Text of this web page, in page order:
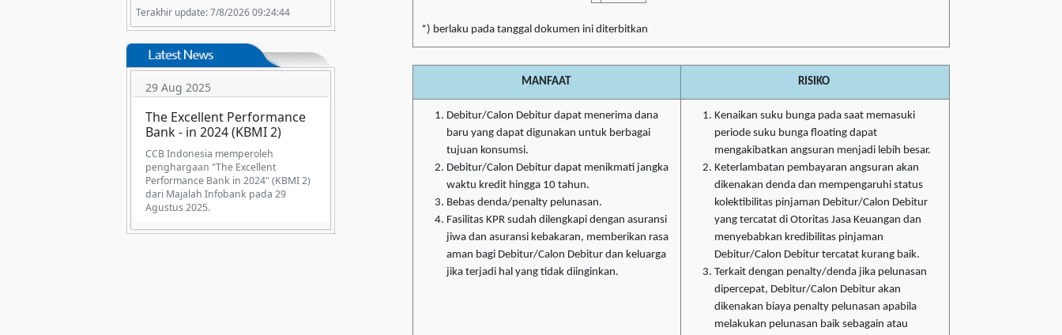
Terakhir update: 7/8/2026 09:24:44
29 Aug 2025
The Excellent Performance
Bank - in 2024 (KBMI 2)
CCB Indonesia memperoleh
penghargaan "The Excellent
Performance Bank in 2024" (KBMI 2)
dari Majalah Infobank pada 29
Agustus 2025.
*) berlaku pada tanggal dokumen ini diterbitkan
MANFAAT RISIKO
Debitur/Calon Debitur dapat menerima dana
baru yang dapat digunakan untuk berbagai
tujuan konsumsi.
Debitur/Calon Debitur dapat menikmati jangka
waktu kredit hingga 10 tahun.
Bebas denda/penalty pelunasan.
Fasilitas KPR sudah dilengkapi dengan asuransi
jiwa dan asuransi kebakaran, memberikan rasa
aman bagi Debitur/Calon Debitur dan keluarga
jika terjadi hal yang tidak diinginkan.
Kenaikan suku bunga pada saat memasuki
periode suku bunga floating dapat
mengakibatkan angsuran menjadi lebih besar.
Keterlambatan pembayaran angsuran akan
dikenakan denda dan mempengaruhi status
kolektibilitas pinjaman Debitur/Calon Debitur
yang tercatat di Otoritas Jasa Keuangan dan
menyebabkan kredibilitas pinjaman
Debitur/Calon Debitur tercatat kurang baik.
Terkait dengan penalty/denda jika pelunasan
dipercepat, Debitur/Calon Debitur akan
dikenakan biaya penalty pelunasan apabila
melakukan pelunasan baik sebagain atau